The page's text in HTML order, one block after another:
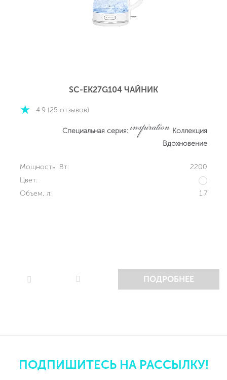
SC-EK27G104 ЧАЙНИК
4.9 (25 отзывов)
Специальная серия:
Коллекция
Вдохновение
Мощность, Вт:
2200
Цвет:
Объем, л:
1.7
ПОДРОБНЕЕ
ПОДПИШИТЕСЬ НА РАССЫЛКУ!